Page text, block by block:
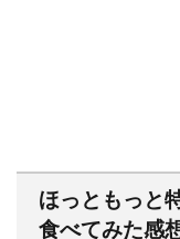
ほっともっと
食べてみた感